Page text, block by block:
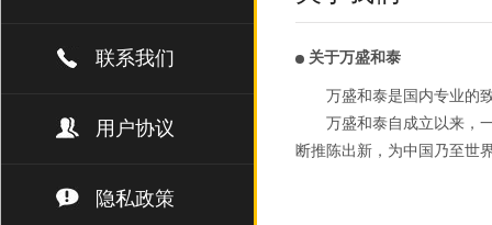
联系我们
用户协议
隐私政策
关于万盛和泰
万盛和泰是国内专业的
万盛和泰自成立以来，
断推陈出新，为中国乃至世